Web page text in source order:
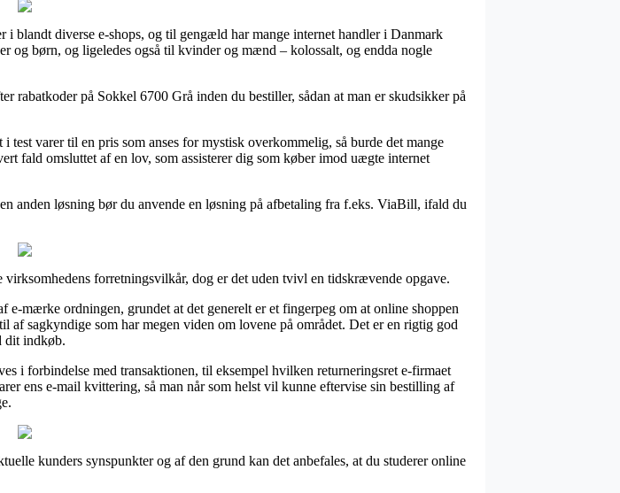
blandt diverse e-shops, og til gengæld har mange internet handler i Danmark
og børn, og ligeledes også til kvinder og mænd – kolossalt, og endda nogle
rabatkoder på Sokkel 6700 Grå inden du bestiller, sådan at man er skudsikker på
varer til en pris som anses for mystisk overkommelig, så burde det mange
fald omsluttet af en lov, som assisterer dig som køber imod uægte internet
anden løsning bør du anvende en løsning på afbetaling fra f.eks. ViaBill, ifald du
forretningsvilkår, dog er det uden tvivl en tidskrævende opgave.
mærke ordningen, grundet at det generelt er et fingerpeg om at online shoppen
sagkyndige som har megen viden om lovene på området. Det er en rigtig god
dit indkøb.
i forbindelse med transaktionen, til eksempel hvilken returneringsret e-firmaet
ens e-mail kvittering, så man når som helst vil kunne eftervise sin bestilling af
kunders synspunkter og af den grund kan det anbefales, at du studerer online